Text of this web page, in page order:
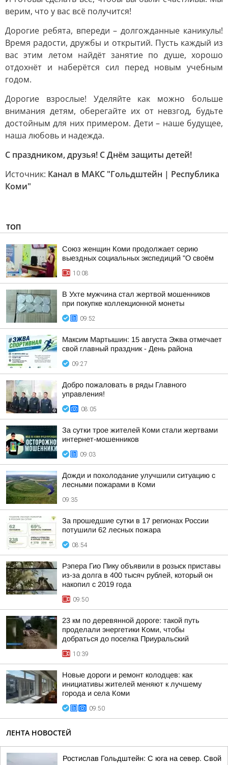
верим, что у вас всё получится!
Дорогие ребята, впереди – долгожданные каникулы!
Время радости, дружбы и открытий. Пусть каждый из
вас этим летом найдёт занятие по душе, хорошо
отдохнёт и наберётся сил перед новым учебным
годом.
Дорогие взрослые! Уделяйте как можно больше
внимания детям, оберегайте их от невзгод, будьте
достойным для них примером. Дети – наше будущее,
наша любовь и надежда.
С праздником, друзья! С Днём защиты детей!
Источник: Канал в МАКС "Гольдштейн | Республика
Коми"
ТОП
Союз женщин Коми продолжает серию
выездных социальных экспедиций "О своём
10:08
В Ухте мужчина стал жертвой мошенников
при покупке коллекционной монеты
09:52
Максим Мартышин: 15 августа Эжва отмечает
свой главный праздник - День района
09:27
Добро пожаловать в ряды Главного
управления!
08:05
За сутки трое жителей Коми стали жертвами
интернет-мошенников
09:03
Дожди и похолодание улучшили ситуацию с
лесными пожарами в Коми
09:35
За прошедшие сутки в 17 регионах России
потушили 62 лесных пожара
08:54
Рэпера Гио Пику объявили в розыск приставы
из-за долга в 400 тысяч рублей, который он
накопил с 2019 года
09:50
23 км по деревянной дороге: такой путь
проделали энергетики Коми, чтобы
добраться до поселка Приуральский
10:39
Новые дороги и ремонт колодцев: как
инициативы жителей меняют к лучшему
города и села Коми
09:50
ЛЕНТА НОВОСТЕЙ
Ростислав Гольдштейн: С юга на север. Свой